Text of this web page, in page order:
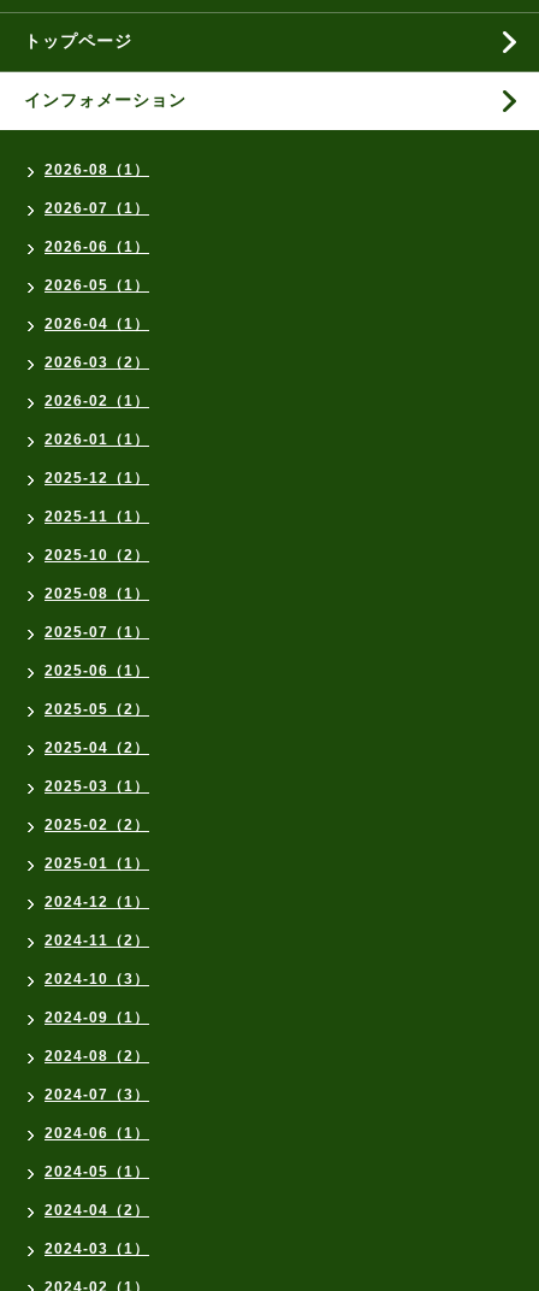
トップページ
インフォメーション
2026-08（1）
2026-07（1）
2026-06（1）
2026-05（1）
2026-04（1）
2026-03（2）
2026-02（1）
2026-01（1）
2025-12（1）
2025-11（1）
2025-10（2）
2025-08（1）
2025-07（1）
2025-06（1）
2025-05（2）
2025-04（2）
2025-03（1）
2025-02（2）
2025-01（1）
2024-12（1）
2024-11（2）
2024-10（3）
2024-09（1）
2024-08（2）
2024-07（3）
2024-06（1）
2024-05（1）
2024-04（2）
2024-03（1）
2024-02（1）